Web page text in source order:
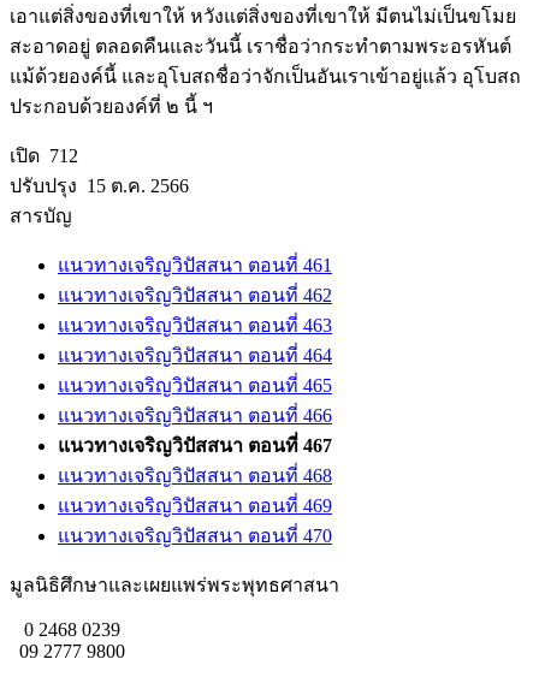
เอาแต่สิ่งของที่เขาให้ หวังแต่สิ่งของที่เขาให้ มีตนไม่เป็นขโมย
สะอาดอยู่ ตลอดคืนและวันนี้ เราชื่อว่ากระทำตามพระอรหันต์
แม้ด้วยองค์นี้ และอุโบสถชื่อว่าจักเป็นอันเราเข้าอยู่แล้ว อุโบสถ
ประกอบด้วยองค์ที่ ๒ นี้ ฯ
เปิด 712
ปรับปรุง 15 ต.ค. 2566
สารบัญ
แนวทางเจริญวิปัสสนา ตอนที่ 461
แนวทางเจริญวิปัสสนา ตอนที่ 462
แนวทางเจริญวิปัสสนา ตอนที่ 463
แนวทางเจริญวิปัสสนา ตอนที่ 464
แนวทางเจริญวิปัสสนา ตอนที่ 465
แนวทางเจริญวิปัสสนา ตอนที่ 466
แนวทางเจริญวิปัสสนา ตอนที่ 467
แนวทางเจริญวิปัสสนา ตอนที่ 468
แนวทางเจริญวิปัสสนา ตอนที่ 469
แนวทางเจริญวิปัสสนา ตอนที่ 470
มูลนิธิศึกษาและเผยแพร่พระพุทธศาสนา
0 2468 0239
09 2777 9800